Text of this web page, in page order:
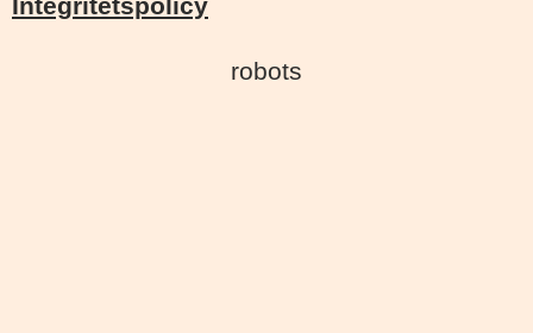
Integritetspolicy
robots